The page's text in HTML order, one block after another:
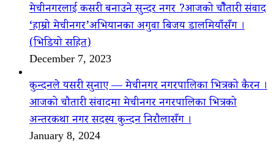
मेचीनगरलाई कसरी बनाउने सुन्दर नगर ?आजको चौैतारी संवाद
‘हाम्रो मेचीनगर’अभियानका अगुवा बिजय डालमियाँसँग ।
(भिडियो सहित)
December 7, 2023
कुन्दनले यसरी सुनाए — मेचीनगर नगरपालिका भित्रको कैरन ।
आजको चौतारी संवादमा मेचीनगर नगरपालिका भित्रको
अन्तरकथा नगर सदस्य कुन्दन निरौलासँग ।
January 8, 2024